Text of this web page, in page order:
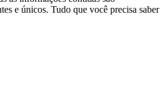
e únicos. Tudo que você precisa saber